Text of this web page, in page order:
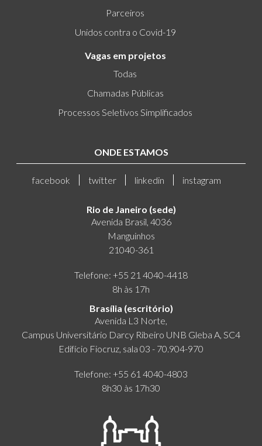
Parceiros
Unidos contra o Covid-19
Vagas em projetos
Todas
Chamadas Públicas
Processos Seletivos Simplificados
ONDE ESTAMOS
facebook twitter linkedin instagram
Rio de Janeiro (sede)
Avenida Brasil, 4036
Manguinhos
21040-361
Telefone: +55 21 4040-4418
8h às 17h
Brasília (escritório)
Avenida L3 Norte,
Campus Universitário Darcy Ribeiro UNB Gleba A, SC4
Edifício Fiocruz, sala 03 - 70.904-970
Telefone: +55 61 4040-4803
8h30 às 17h30